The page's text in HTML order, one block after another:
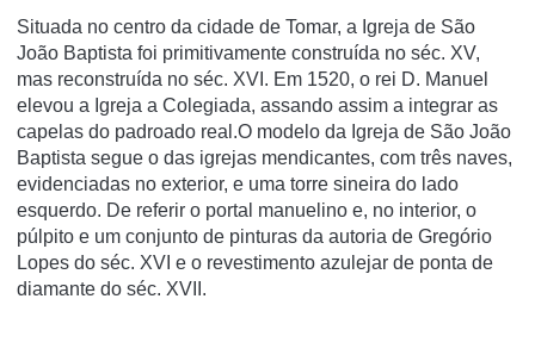
Situada no centro da cidade de Tomar, a Igreja de São
João Baptista foi primitivamente construída no séc. XV,
mas reconstruída no séc. XVI. Em 1520, o rei D. Manuel
elevou a Igreja a Colegiada, assando assim a integrar as
capelas do padroado real.O modelo da Igreja de São João
Baptista segue o das igrejas mendicantes, com três naves,
evidenciadas no exterior, e uma torre sineira do lado
esquerdo. De referir o portal manuelino e, no interior, o
púlpito e um conjunto de pinturas da autoria de Gregório
Lopes do séc. XVI e o revestimento azulejar de ponta de
diamante do séc. XVII.